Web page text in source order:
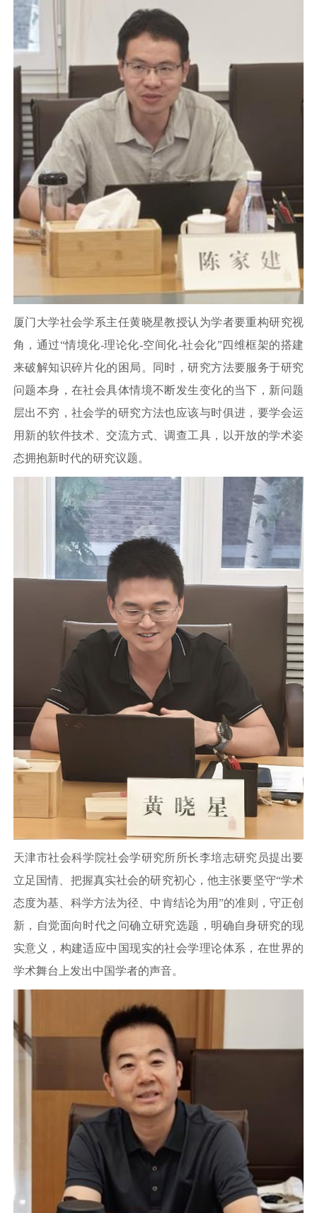
厦门大学社会学系主任黄晓星教授认为学者要重构研究视
角，通过“情境化-理论化-空间化-社会化”四维框架的搭建
来破解知识碎片化的困局。同时，研究方法要服务于研究
问题本身，在社会具体情境不断发生变化的当下，新问题
层出不穷，社会学的研究方法也应该与时俱进，要学会运
用新的软件技术、交流方式、调查工具，以开放的学术姿
态拥抱新时代的研究议题。
天津市社会科学院社会学研究所所长李培志研究员提出要
立足国情、把握真实社会的研究初心，他主张要坚守“学术
态度为基、科学方法为径、中肯结论为用”的准则，守正创
新，自觉面向时代之问确立研究选题，明确自身研究的现
实意义，构建适应中国现实的社会学理论体系，在世界的
学术舞台上发出中国学者的声音。